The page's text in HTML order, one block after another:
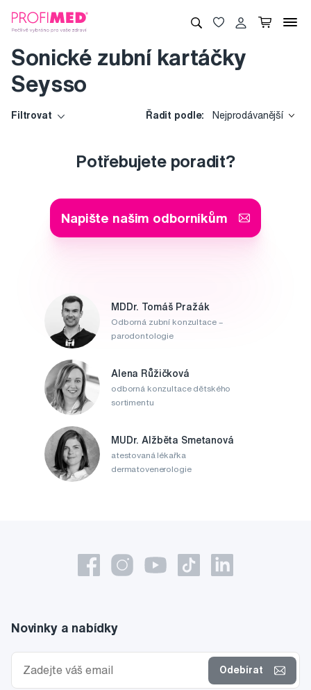
Sonické zubní kartáčky
Seysso
Filtrovat Řadit podle: Nejprodávanější
Potřebujete poradit?
Napište našim odborníkům
MDDr. Tomáš Pražák
Odborná zubní konzultace –
parodontologie
Alena Růžičková
odborná konzultace dětského
sortimentu
MUDr. Alžběta Smetanová
atestovaná lékařka
dermatovenerologie
Novinky a nabídky
Odebírat